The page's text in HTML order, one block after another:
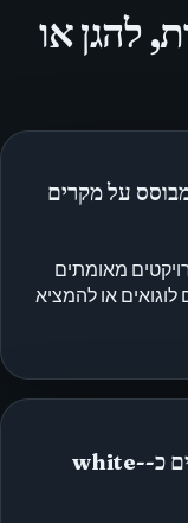
להגן או
על מקרים
מאומתים
או להמציא
האם שירותי מדיה והוצאות לאור ניתנים כ-white-